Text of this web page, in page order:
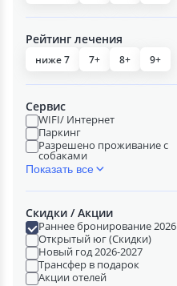
Рейтинг лечения
ниже 7 7+ 8+ 9+
Сервис
WIFI/ Интернет
Паркинг
Разрешено проживание с
собаками
Показать все
Скидки / Акции
Раннее бронирование 2026
Открытый юг (Скидки)
Новый год 2026-2027
Трансфер в подарок
Акции отелей